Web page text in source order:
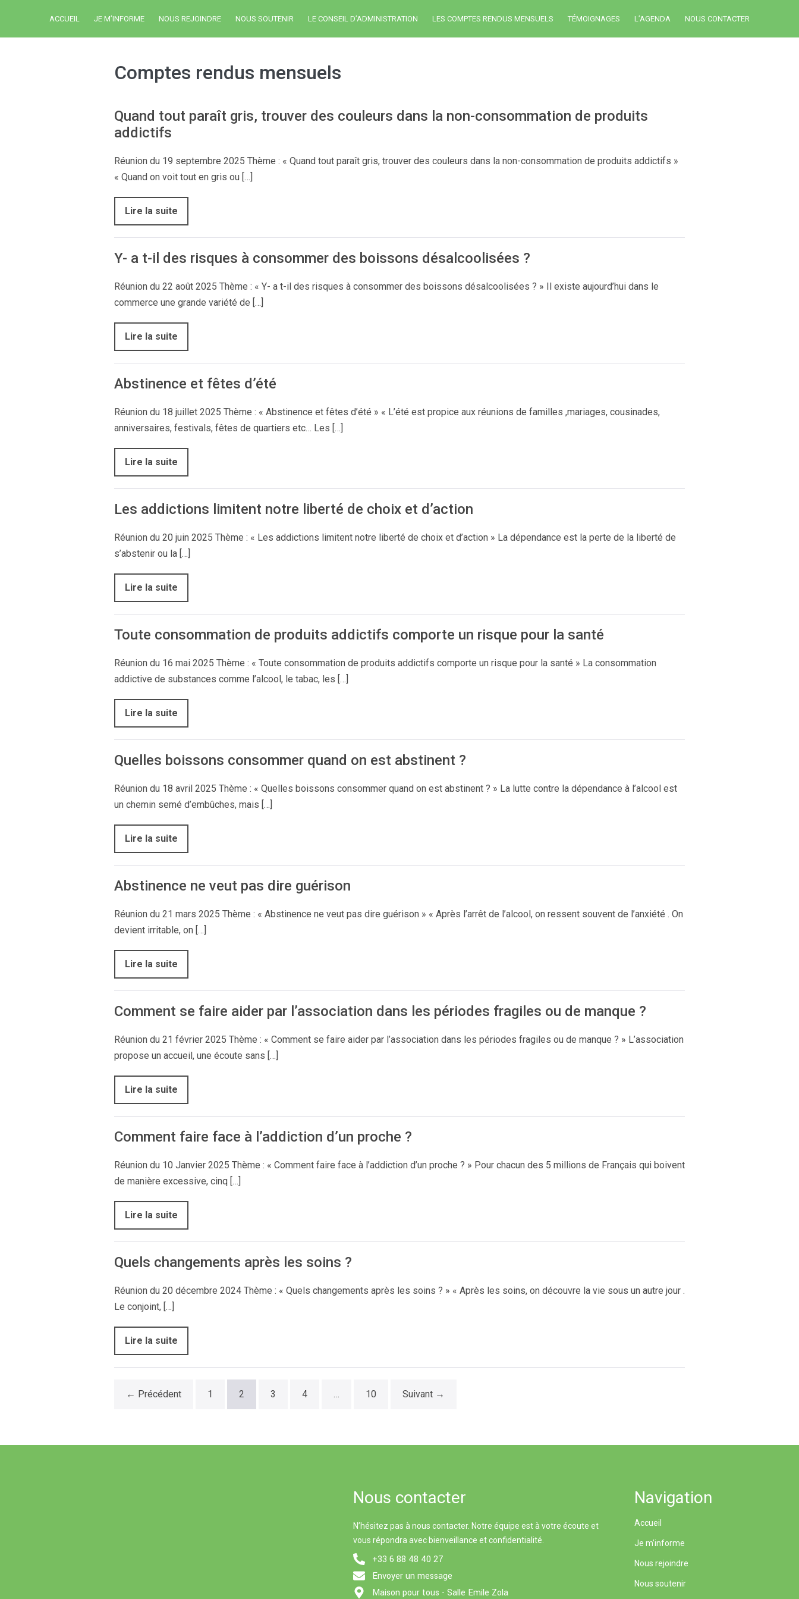
ACCUEIL JE M’INFORME NOUS REJOINDRE NOUS SOUTENIR LE CONSEIL D’ADMINISTRATION LES COMPTES RENDUS MENSUELS TÉMOIGNAGES L’AGENDA NOUS CONTACTER
Comptes rendus mensuels
Quand tout paraît gris, trouver des couleurs dans la non-consommation de produits
addictifs
Réunion du 19 septembre 2025 Thème : « Quand tout paraît gris, trouver des couleurs dans la non-consommation de produits addictifs »
« Quand on voit tout en gris ou […]
Lire la suite
Y- a t-il des risques à consommer des boissons désalcoolisées ?
Réunion du 22 août 2025 Thème : « Y- a t-il des risques à consommer des boissons désalcoolisées ? » Il existe aujourd’hui dans le
commerce une grande variété de […]
Lire la suite
Abstinence et fêtes d’été
Réunion du 18 juillet 2025 Thème : « Abstinence et fêtes d’été » « L’été est propice aux réunions de familles ,mariages, cousinades,
anniversaires, festivals, fêtes de quartiers etc… Les […]
Lire la suite
Les addictions limitent notre liberté de choix et d’action
Réunion du 20 juin 2025 Thème : « Les addictions limitent notre liberté de choix et d’action » La dépendance est la perte de la liberté de
s’abstenir ou la […]
Lire la suite
Toute consommation de produits addictifs comporte un risque pour la santé
Réunion du 16 mai 2025 Thème : « Toute consommation de produits addictifs comporte un risque pour la santé » La consommation
addictive de substances comme l’alcool, le tabac, les […]
Lire la suite
Quelles boissons consommer quand on est abstinent ?
Réunion du 18 avril 2025 Thème : « Quelles boissons consommer quand on est abstinent ? » La lutte contre la dépendance à l’alcool est
un chemin semé d’embûches, mais […]
Lire la suite
Abstinence ne veut pas dire guérison
Réunion du 21 mars 2025 Thème : « Abstinence ne veut pas dire guérison » « Après l’arrêt de l’alcool, on ressent souvent de l’anxiété . On
devient irritable, on […]
Lire la suite
Comment se faire aider par l’association dans les périodes fragiles ou de manque ?
Réunion du 21 février 2025 Thème : « Comment se faire aider par l’association dans les périodes fragiles ou de manque ? » L’association
propose un accueil, une écoute sans […]
Lire la suite
Comment faire face à l’addiction d’un proche ?
Réunion du 10 Janvier 2025 Thème : « Comment faire face à l’addiction d’un proche ? » Pour chacun des 5 millions de Français qui boivent
de manière excessive, cinq […]
Lire la suite
Quels changements après les soins ?
Réunion du 20 décembre 2024 Thème : « Quels changements après les soins ? » « Après les soins, on découvre la vie sous un autre jour .
Le conjoint, […]
Lire la suite
← Précédent 1 2 3 4 … 10 Suivant →
Nous contacter
N’hésitez pas à nous contacter. Notre équipe est à votre écoute et
vous répondra avec bienveillance et confidentialité.
+33 6 88 48 40 27
Envoyer un message
Maison pour tous - Salle Emile Zola
Navigation
Accueil
Je m’informe
Nous rejoindre
Nous soutenir